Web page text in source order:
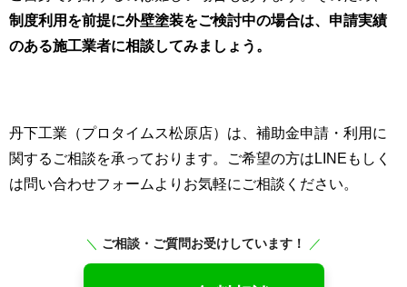
制度利用を前提に外壁塗装をご検討中の場合は、申請実績
のある施工業者に相談してみましょう。
丹下工業（プロタイムス松原店）は、補助金申請・利用に
関するご相談を承っております。ご希望の方はLINEもしく
は問い合わせフォームよりお気軽にご相談ください。
＼ ご相談・ご質問お受けしています！ ／